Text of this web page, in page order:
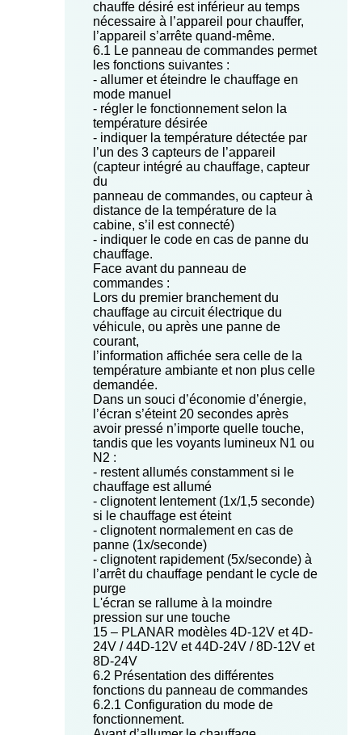
chauffe désiré est inférieur au temps
nécessaire à l’appareil pour chauffer,
l’appareil s’arrête quand-même.
6.1 Le panneau de commandes permet
les fonctions suivantes :
- allumer et éteindre le chauffage en
mode manuel
- régler le fonctionnement selon la
température désirée
- indiquer la température détectée par
l’un des 3 capteurs de l’appareil
(capteur intégré au chauffage, capteur
du
panneau de commandes, ou capteur à
distance de la température de la
cabine, s’il est connecté)
- indiquer le code en cas de panne du
chauffage.
Face avant du panneau de
commandes :
Lors du premier branchement du
chauffage au circuit électrique du
véhicule, ou après une panne de
courant,
l’information affichée sera celle de la
température ambiante et non plus celle
demandée.
Dans un souci d’économie d’énergie,
l’écran s’éteint 20 secondes après
avoir pressé n’importe quelle touche,
tandis que les voyants lumineux N1 ou
N2 :
- restent allumés constamment si le
chauffage est allumé
- clignotent lentement (1x/1,5 seconde)
si le chauffage est éteint
- clignotent normalement en cas de
panne (1x/seconde)
- clignotent rapidement (5x/seconde) à
l’arrêt du chauffage pendant le cycle de
purge
L'écran se rallume à la moindre
pression sur une touche
15 – PLANAR modèles 4D-12V et 4D-
24V / 44D-12V et 44D-24V / 8D-12V et
8D-24V
6.2 Présentation des différentes
fonctions du panneau de commandes
6.2.1 Configuration du mode de
fonctionnement.